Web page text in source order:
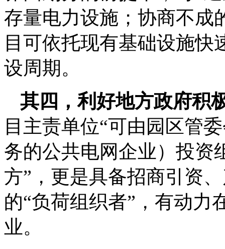
存量电力设施；协商不成
目可依托现有基础设施
设周期。
其四，利好地方政府积
目主责单位“可由园区管
务的公共电网企业）投资
方”，更是具备招商引资
的“负荷组织者”，有动力
业。